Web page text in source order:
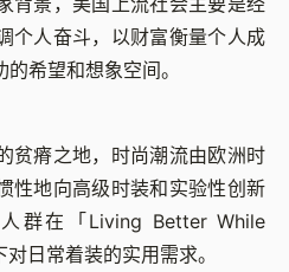
个人奋斗，以财富衡量个人成
希望和想象空间。
贫瘠之地，时尚潮流由欧洲时
性地向高级时装和实验性创新
群在「Living Better While
日常着装的实用需求。